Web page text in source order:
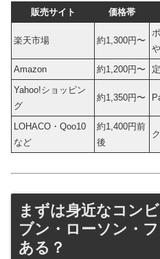
販売サイト 価格帯
楽天市場 約1,300円〜
Amazon
約1,200円〜
Yahoo!ショッピン
グ
約1,350円〜
LOHACO・Qoo10
など
約1,400円前
後
まずは身近なコン
ブン・ローソン・
ある？